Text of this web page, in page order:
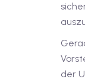
der